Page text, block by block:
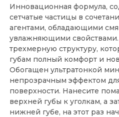
Инновационная формула,
сетчатые частицы в
агентами, обладающими
увлажняющими
трехмерную структуру,
губам полный комфорт и
Обогащен ультратонкой
непрозрачным эффектом
поверхности. Нанесите
верхней губы к уголкам, а
нижней губе, на этот раз